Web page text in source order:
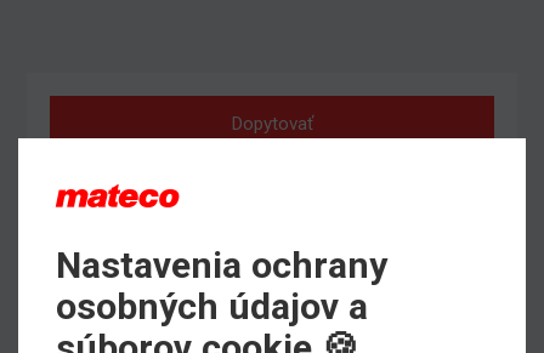
Dopytovať
Max. výška zdvihu
9.00 m
Min. nosnosť
Nastavenia ochrany
osobných údajov a